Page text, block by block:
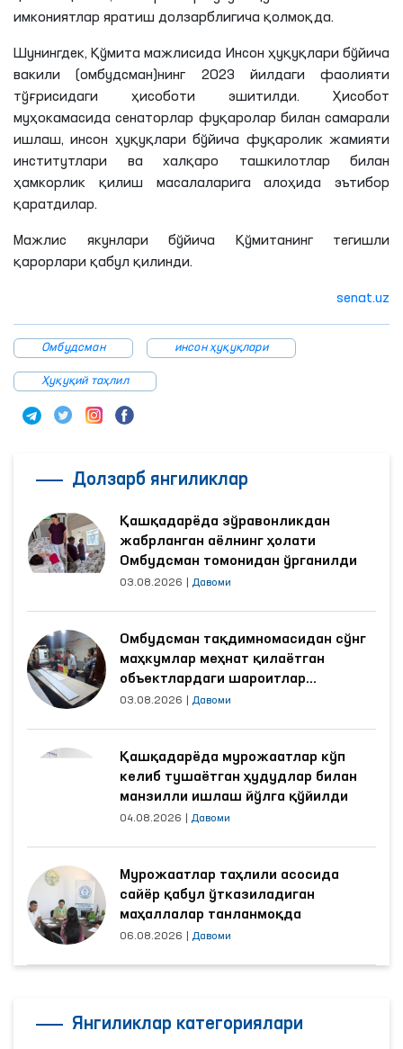
имкониятлар яратиш долзарблигича қолмоқда.
Шунингдек, Қўмита мажлисида Инсон ҳуқуқлари бўйича
вакили (омбудсман)нинг 2023 йилдаги фаолияти
тўғрисидаги ҳисоботи эшитилди. Ҳисобот
муҳокамасида сенаторлар фуқаролар билан самарали
ишлаш, инсон ҳуқуқлари бўйича фуқаролик жамияти
институтлари ва халқаро ташкилотлар билан
ҳамкорлик қилиш масалаларига алоҳида эътибор
қаратдилар.
Мажлис якунлари бўйича Қўмитанинг тегишли
қарорлари қабул қилинди.
senat.uz
Омбудсман инсон ҳуқуқлари
Ҳуқуқий таҳлил
Долзарб янгиликлар
Қашқадарёда зўравонликдан
жабрланган аёлнинг ҳолати
Омбудсман томонидан ўрганилди
03.08.2026 Давоми
Омбудсман тақдимномасидан сўнг
маҳкумлар меҳнат қилаётган
объектлардаги шароитлар
яхшиланди
03.08.2026 Давоми
Қашқадарёда мурожаатлар кўп
келиб тушаётган ҳудудлар билан
манзилли ишлаш йўлга қўйилди
04.08.2026 Давоми
Мурожаатлар таҳлили асосида
сайёр қабул ўтказиладиган
маҳаллалар танланмоқда
06.08.2026 Давоми
Янгиликлар категориялари